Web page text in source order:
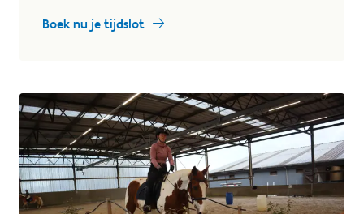
Boek nu je tijdslot